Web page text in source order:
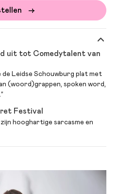
uit tot Comedytalent van
de Leidse Schouwburg plat met
(woord)grappen, spoken word,
Festival
hooghartige sarcasme en